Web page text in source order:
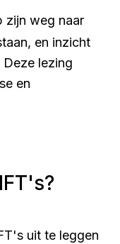
zijn weg naar
en inzicht
lezing
en
uit te leggen